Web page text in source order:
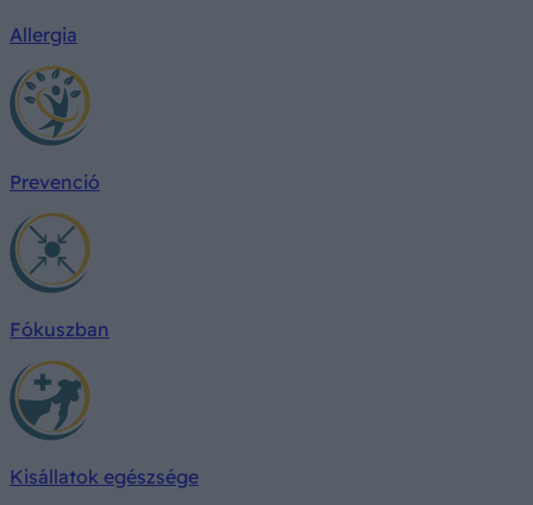
Allergia
Prevenció
Fókuszban
Kisállatok egészsége